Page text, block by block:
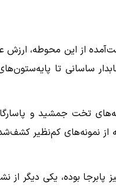
از این محوطه، ارزش
ساسانی تا
تخت جمشید و
نمونه‌های کم‌نظیر
بوده، یکی دیگر از